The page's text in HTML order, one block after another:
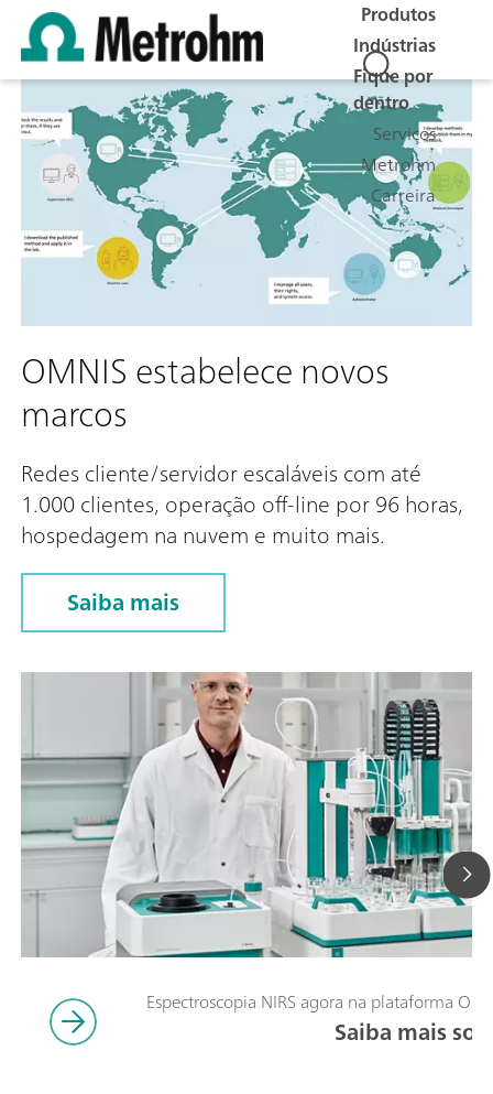
Produtos
Indústrias
Fique por
dentro
Serviços
Metrohm
Carreira
OMNIS estabelece novos
marcos
Redes cliente/servidor escaláveis com até
1.000 clientes, operação off-line por 96 horas,
hospedagem na nuvem e muito mais.
Saiba mais
Espectroscopia NIRS agora na plataforma
Saiba mais